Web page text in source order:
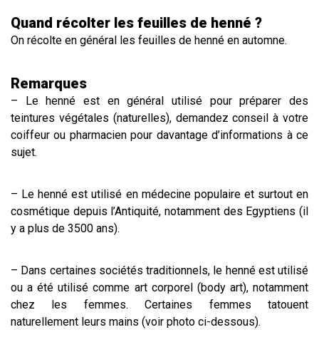
Quand récolter les feuilles de henné ?
On récolte en général les feuilles de henné en automne.
​Remarques
– Le henné est en général utilisé pour préparer des
teintures végétales (naturelles), demandez conseil à votre
coiffeur ou pharmacien pour davantage d’informations à ce
sujet.
– Le henné est utilisé en médecine populaire et surtout en
cosmétique depuis l’Antiquité, notamment des Egyptiens (il
y a plus de 3500 ans).
– Dans certaines sociétés traditionnels, le henné est utilisé
ou a été utilisé comme art corporel (body art), notamment
chez les femmes. Certaines femmes tatouent
naturellement leurs mains (voir photo ci-dessous).